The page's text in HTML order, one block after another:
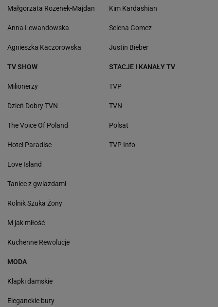
Małgorzata Rozenek-Majdan
Anna Lewandowska
Agnieszka Kaczorowska
Kim Kardashian
Selena Gomez
Justin Bieber
TV SHOW
Milionerzy
Dzień Dobry TVN
The Voice Of Poland
Hotel Paradise
Love Island
Taniec z gwiazdami
Rolnik Szuka Żony
M jak miłość
Kuchenne Rewolucje
STACJE I KANAŁY TV
TVP
TVN
Polsat
TVP Info
MODA
Klapki damskie
Eleganckie buty